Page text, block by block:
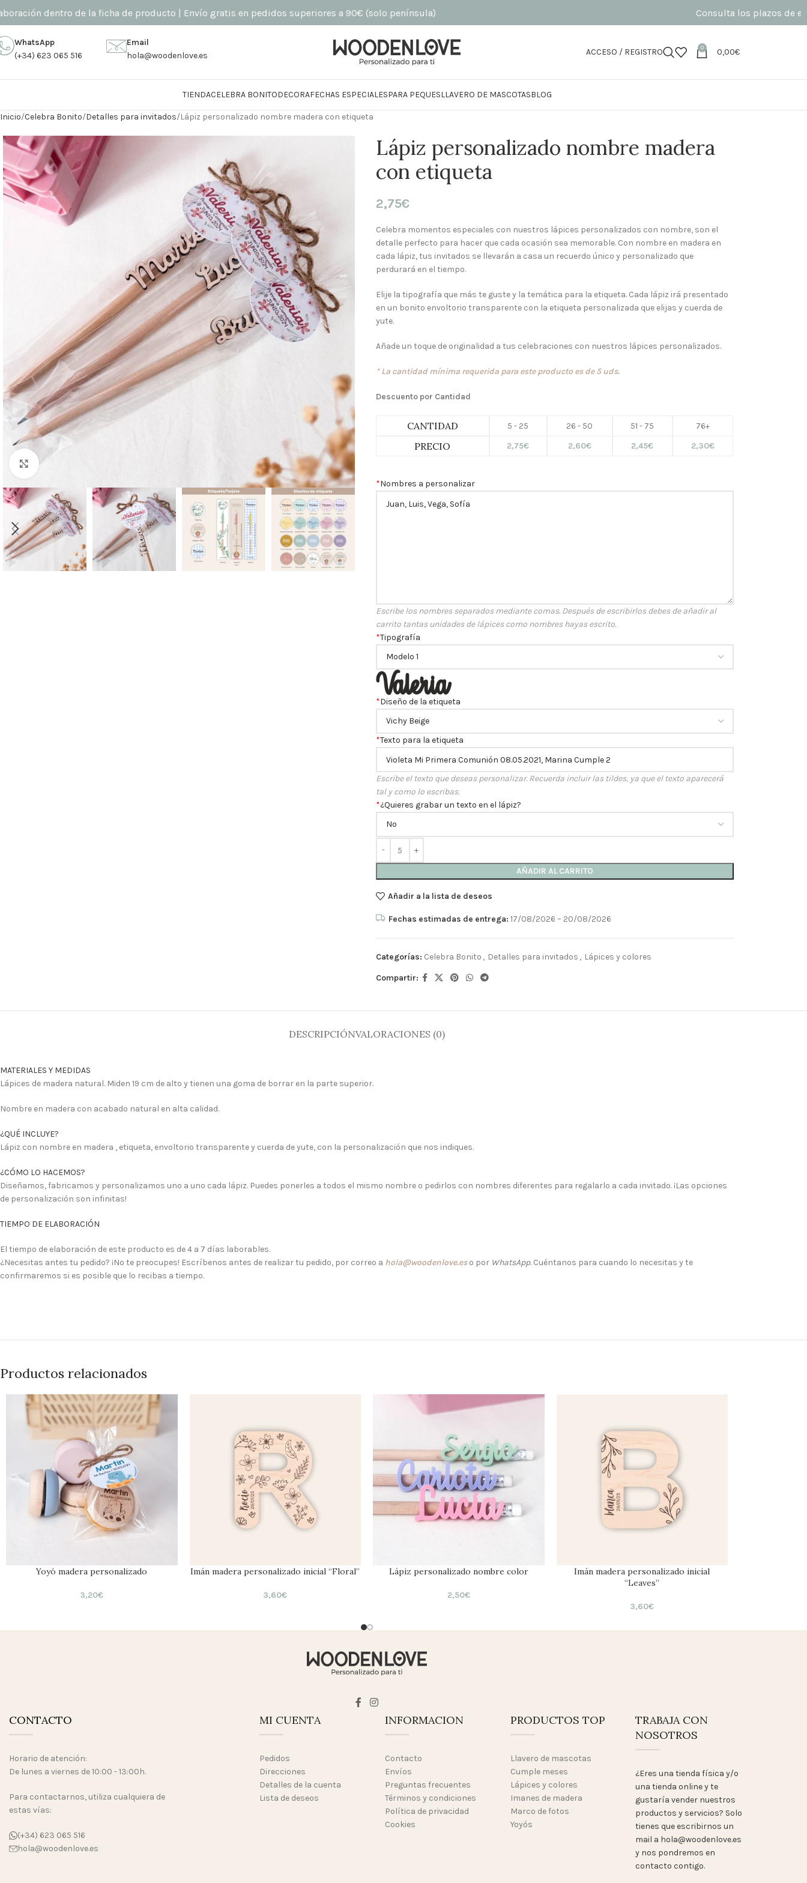
dentro de la ficha de producto | Envío gratis en pedidos superiores a 90€ (solo península) Consulta los plazos de
WhatsApp
(+34) 623 065 516
Email
hola@woodenlove.es
ACCESO / REGISTRO 0 0,00€
TIENDACELEBRA BONITODECORAFECHAS ESPECIALESPARA PEQUESLLAVERO DE MASCOTASBLOG
Inicio Celebra Bonito Detalles para invitados Lápiz personalizado nombre madera con etiqueta
Clic para ampliar
Lápiz personalizado nombre madera
con etiqueta
2,75€
Celebra momentos especiales con nuestros lápices personalizados con nombre, son el
detalle perfecto para hacer que cada ocasión sea memorable. Con nombre en madera en
cada lápiz, tus invitados se llevarán a casa un recuerdo único y personalizado que
perdurará en el tiempo.
Elije la tipografía que más te guste y la temática para la etiqueta. Cada lápiz irá presentado
en un bonito envoltorio transparente con la etiqueta personalizada que elijas y cuerda de
yute.
Añade un toque de originalidad a tus celebraciones con nuestros lápices personalizados.
* La cantidad mínima requerida para este producto es de 5 uds.
Descuento por Cantidad
CANTIDAD 5 - 25 26 - 50 51 - 75 76+
PRECIO 2,75€ 2,60€ 2,45€ 2,30€
*Nombres a personalizar
Escribe los nombres separados mediante comas. Después de escribirlos debes de añadir al
carrito tantas unidades de lápices como nombres hayas escrito.
*Tipografía
*Diseño de la etiqueta
*Texto para la etiqueta
Escribe el texto que deseas personalizar. Recuerda incluir las tildes, ya que el texto aparecerá
tal y como lo escribas.
*¿Quieres grabar un texto en el lápiz?
AÑADIR AL CARRITO
Añadir a la lista de deseos
Fechas estimadas de entrega: 17/08/2026 – 20/08/2026
Categorías: Celebra Bonito , Detalles para invitados , Lápices y colores
Compartir:
DESCRIPCIÓNVALORACIONES (0)
MATERIALES Y MEDIDAS
Lápices de madera natural. Miden 19 cm de alto y tienen una goma de borrar en la parte superior.
Nombre en madera con acabado natural en alta calidad.
¿QUÉ INCLUYE?
Lápiz con nombre en madera , etiqueta, envoltorio transparente y cuerda de yute, con la personalización que nos indiques.
¿CÓMO LO HACEMOS?
Diseñamos, fabricamos y personalizamos uno a uno cada lápiz. Puedes ponerles a todos el mismo nombre o pedirlos con nombres diferentes para regalarlo a cada invitado. ¡Las opciones
de personalización son infinitas!
TIEMPO DE ELABORACIÓN
El tiempo de elaboración de este producto es de 4 a 7 días laborables.
¿Necesitas antes tu pedido? ¡No te preocupes! Escríbenos antes de realizar tu pedido, por correo a hola@woodenlove.eso por WhatsApp. Cuéntanos para cuando lo necesitas y te
confirmaremos si es posible que lo recibas a tiempo.
Productos relacionados
Yoyó madera personalizado
3,20€
Imán madera personalizado inicial “Floral”
3,60€
Lápiz personalizado nombre color
2,50€
Imán madera personalizado inicial
“Leaves”
3,60€
CONTACTO
Horario de atención:
De lunes a viernes de 10:00 - 13:00h.
Para contactarnos, utiliza cualquiera de
estas vías:
(+34) 623 065 516
hola@woodenlove.es
MI CUENTA
Pedidos
Direcciones
Detalles de la cuenta
Lista de deseos
INFORMACION
Contacto
Envíos
Preguntas frecuentes
Términos y condiciones
Política de privacidad
Cookies
PRODUCTOS TOP
Llavero de mascotas
Cumple meses
Lápices y colores
Imanes de madera
Marco de fotos
Yoyós
TRABAJA CON
NOSOTROS
¿Eres una tienda física y/o
una tienda online y te
gustaría vender nuestros
productos y servicios? Solo
tienes que escribirnos un
mail a hola@woodenlove.es
y nos pondremos en
contacto contigo.